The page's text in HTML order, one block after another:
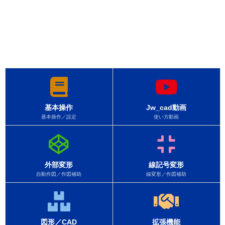
基本操作
基本操作／設定
Jw_cad動画
使い方動画
外部変形
自動作図／作図補助
線記号変形
線変形／作図補助
図形／CAD 拡張機能